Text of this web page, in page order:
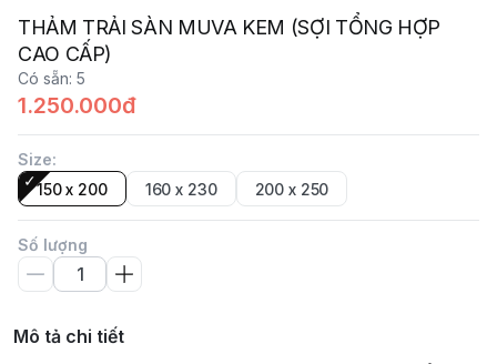
THẢM TRẢI SÀN MUVA KEM (SỢI TỔNG HỢP
CAO CẤP)
Có sẵn: 5
1.250.000đ
Size:
150 x 200
160 x 230 200 x 250
Số lượng
Mô tả chi tiết